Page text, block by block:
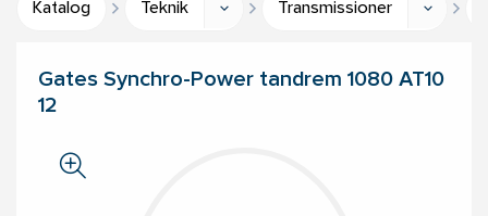
Katalog Teknik Transmissioner
Gates Synchro-Power tandrem 1080 AT10
12